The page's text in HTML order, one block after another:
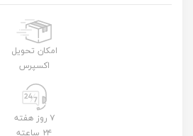
امکان تحویل
اکسپرس
۷ روز هفته
۲۴ ساعته